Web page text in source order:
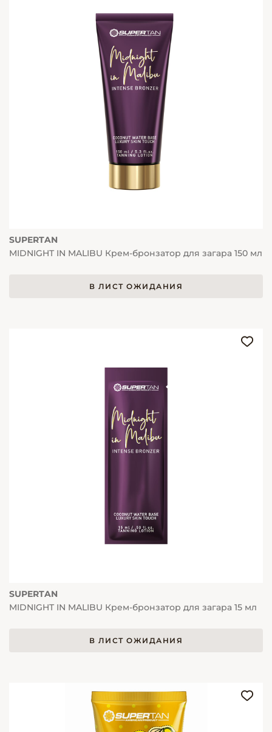
SUPERTAN
MIDNIGHT IN MALIBU Крем-бронзатор для загара 150 мл
В ЛИСТ ОЖИДАНИЯ
SUPERTAN
MIDNIGHT IN MALIBU Крем-бронзатор для загара 15 мл
В ЛИСТ ОЖИДАНИЯ